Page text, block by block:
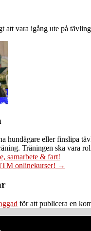
att vara igång ute på
hundägare eller finslipa
Träningen ska vara
samarbete & fart!
onlinekurser! →
för att publicera en